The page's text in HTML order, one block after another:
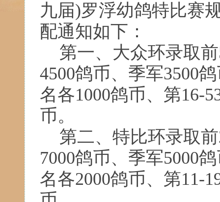
九届)罗浮幼鸽特比赛
配通知如下：
第一、大众环录取前
4500鸽币、季军3500
名各1000鸽币、第16-
币。
第二、特比环录取前
7000鸽币、季军5000
名各2000鸽币、第11-